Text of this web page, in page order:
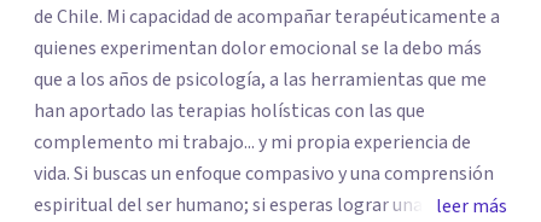
de Chile. Mi capacidad de acompañar terapéuticamente a
quienes experimentan dolor emocional se la debo más
que a los años de psicología, a las herramientas que me
han aportado las terapias holísticas con las que
complemento mi trabajo... y mi propia experiencia de
vida. Si buscas un enfoque compasivo y una comprensión
espiritual del ser humano; si esperas lograr una sanación
leer más